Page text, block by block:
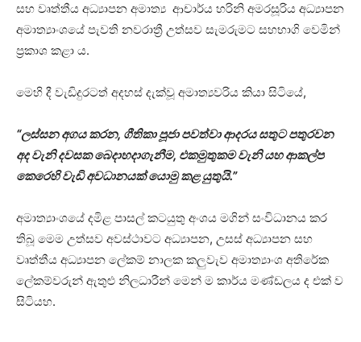
සහ වෘත්තීය අධ්‍යාපන අමාත්‍ය ආචාර්ය හරිනි අමරසූරිය අධ්‍යාපන
අමාත්‍යාංශයේ පැවති නවරාත්‍රී උත්සව සැමරුමට සහභාගි වෙමින්
ප්‍රකාශ කළා ය.
මෙහි දී වැඩිදුරටත් අදහස් දැක්වූ අමාත්‍යවරිය කියා සිටියේ,
“ලස්සන අගය කරන, ගීතිකා පූජා පවත්වා ආදරය සතුට පතුරවන
අද වැනි දවසක බෙදාහදාගැනීම, එකමුතුකම වැනි යහ ආකල්ප
කෙරෙහි වැඩි අවධානයක් යොමු කළ යුතුයි.”
අමාත්‍යාංශයේ දමිළ පාසල් කටයුතු අංශය මගින් සංවිධානය කර
තිබූ මෙම උත්සව අවස්ථාවට අධ්‍යාපන, උසස් අධ්‍යාපන සහ
වෘත්තීය අධ්‍යාපන ලේකම් නාලක කලුවැව අමාත්‍යාංශ අතිරේක
ලේකම්වරුන් ඇතුළු නිලධාරීන් මෙන් ම කාර්ය මණ්ඩලය ද එක් ව
සිටියහ.